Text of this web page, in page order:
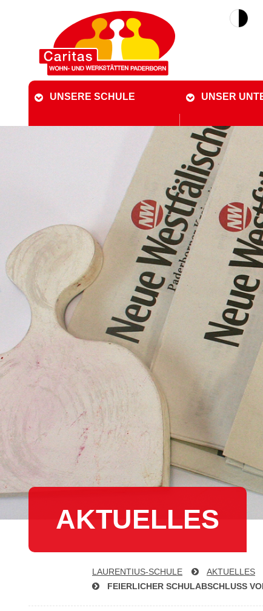
UNSERE SCHULE UNSER
AKTUELLES
LAU­REN­TI­US-SCHU­LE
AKTUELLES
FEIERLICHER SCHUL­AB­SCHLUSS